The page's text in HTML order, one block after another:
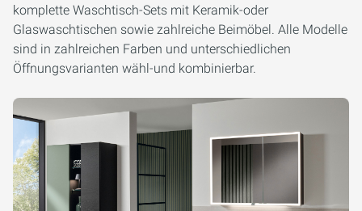
komplette Waschtisch-Sets mit Keramik-oder
Glaswaschtischen sowie zahlreiche Beimöbel. Alle Modelle
sind in zahlreichen Farben und unterschiedlichen
Öffnungsvarianten wähl-und kombinierbar.